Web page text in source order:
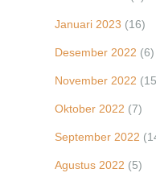
Januari 2023 (16)
Desember 2022 (6)
November 2022
Oktober 2022 (7)
September 2022
Agustus 2022 (5)